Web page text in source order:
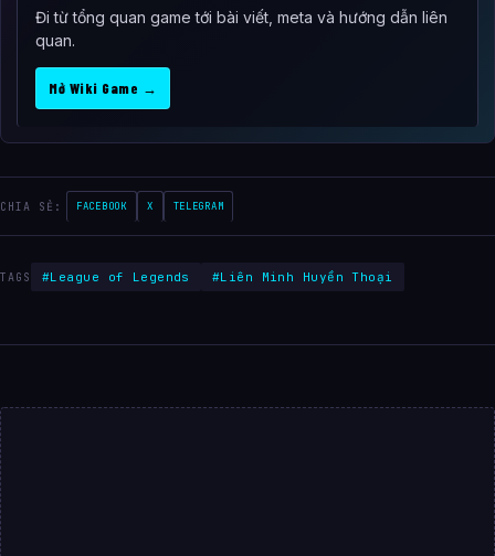
Đi từ tổng quan game tới bài viết, meta và hướng dẫn liên
quan.
Mở Wiki Game →
CHIA SẺ: FACEBOOK X TELEGRAM
TAGS #League of Legends #Liên Minh Huyền Thoại